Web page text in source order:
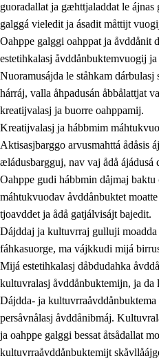
Identitiehtta ja
1.3 Lájttális ájádallam ja
Dahkamávvo,
1.5 Vieledus luonnduj ja
1.6 Demokratijja ja
guoradallat ja gæhttjaladdat le
galggá vieledit ja ásadit måttijt
Oahppe galggi oahppat ja åvddånit
estetihkalasj åvddånbuktemvuogij
Nuoramusájda le ståhkam dárbulasj
hárráj, valla åhpadusán åbbålattjat
kreatijvalasj ja buorre oahppamij.
Kreatijvalasj ja hábbmim
Aktisasjbarggo arvusmahttá ådåsis
æládusbargguj, nav vaj ådå ájádusá
Oahppe gudi hábbmin dåjmaj baktu
máhtukvuodav åvddånbuktet
tjoavddet ja ådå gatjálvisájt bajedit.
Dájddaj ja kultuvrraj gulluji
fáhkasuorge, ma vájkkudi mijá
Mijá estetihkalasj dåbdudahka
kultuvralasj åvddånbuktemijn, ja da
Dájdda- ja kultuvrraåvddånbuktema
persåvnålasj åvddånibmáj.
ja oahppe galggi bessat åtsådallat
kultuvrraåvddånbuktemijt